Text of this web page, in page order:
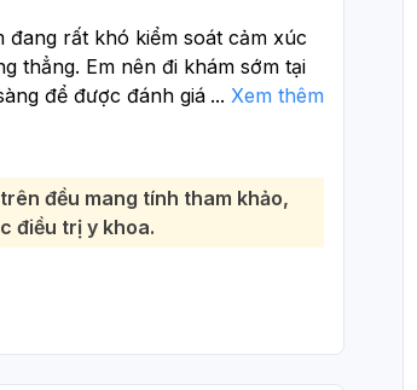
đang rất khó kiểm soát cảm xúc
thẳng. Em nên đi khám sớm tại
để được đánh giá kỹ và hỗ trợ
cực nhiều, bùng nổ nóng giận,
đến rối loạn điều hòa cảm
lý khác; cần gặp trực tiếp để xác
mình khi đang rất kích động,
rửa mặt bằng nước mát, đi
nhờ người thân ở cạnh và đi
... Xem thêm
đều mang tính tham khảo,
điều trị y khoa.